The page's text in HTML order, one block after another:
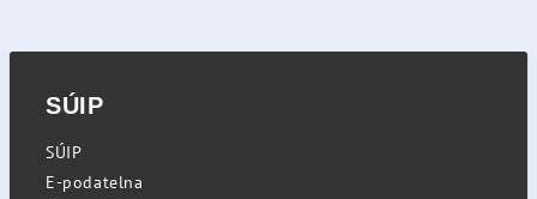
SÚIP
SÚIP
E-podatelna